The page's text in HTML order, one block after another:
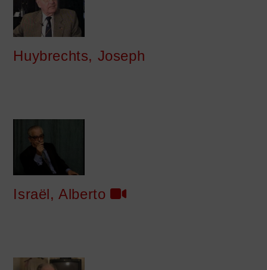
Huybrechts, Joseph
Israël, Alberto